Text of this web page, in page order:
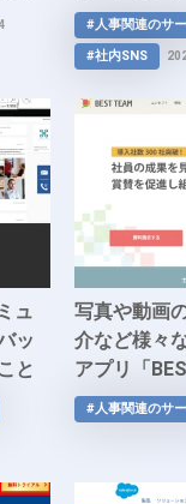
の
てのユーザ
生産性を向
#人事関連のサ
#社内SNS
ュ
ッ
と
可
写真や動画
介など様々
アプリ「
従業員エン
を目指しま
#人事関連のサ